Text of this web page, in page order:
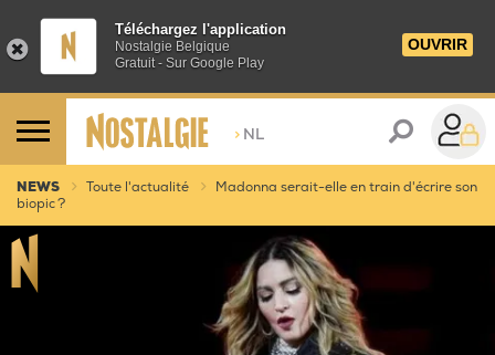
Téléchargez l'application
Nostalgie Belgique
Gratuit - Sur Google Play
OUVRIR
> NL
NEWS Toute l'actualité
Madonna serait-elle en train d'écrire son
biopic ?